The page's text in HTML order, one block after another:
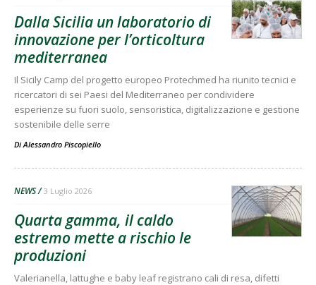
Dalla Sicilia un laboratorio di
innovazione per l’orticoltura
mediterranea
Il Sicily Camp del progetto europeo Protechmed ha riunito tecnici e
ricercatori di sei Paesi del Mediterraneo per condividere
esperienze su fuori suolo, sensoristica, digitalizzazione e gestione
sostenibile delle serre
DiAlessandro Piscopiello
NEWS 3 Luglio 2026
Quarta gamma, il caldo
estremo mette a rischio le
produzioni
Valerianella, lattughe e baby leaf registrano cali di resa, difetti